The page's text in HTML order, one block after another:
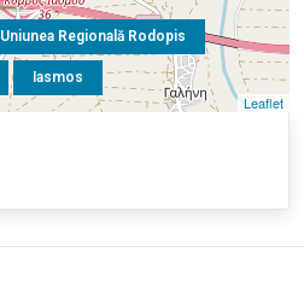
Uniunea Regională Rodopis
Iasmos
Leaflet